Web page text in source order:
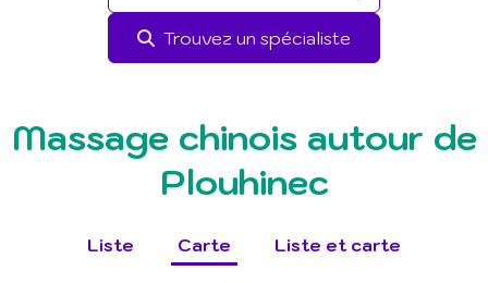
Trouvez un spécialiste
Connexion
Massage chinois autour de
Plouhinec
Liste Carte Liste et carte